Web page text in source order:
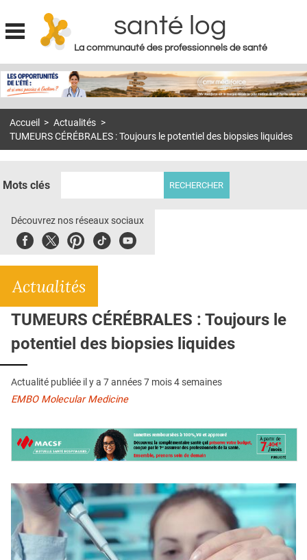
Jump to navigation
santé log
La communauté des professionnels de santé
MON COMPTE
S'ABONNER À LA REVUE SOIN À DOMICILE
DOSSIERS
E-REVUE SAD
L'APP
QUI SOMMES-NOUS ?
PUBLICITÉ
CONDITIONS GÉNÉRALES
CONTACT
Accueil > Actualités >
TUMEURS CÉRÉBRALES : Toujours le potentiel des biopsies liquides
Mots clés
Découvrez nos réseaux sociaux
FacebookTwitterPinterest
TiktokYoubute
Actualités
TUMEURS CÉRÉBRALES : Toujours le
potentiel des biopsies liquides
Actualité publiée il y a 7 années 7 mois 4 semaines
EMBO Molecular Medicine